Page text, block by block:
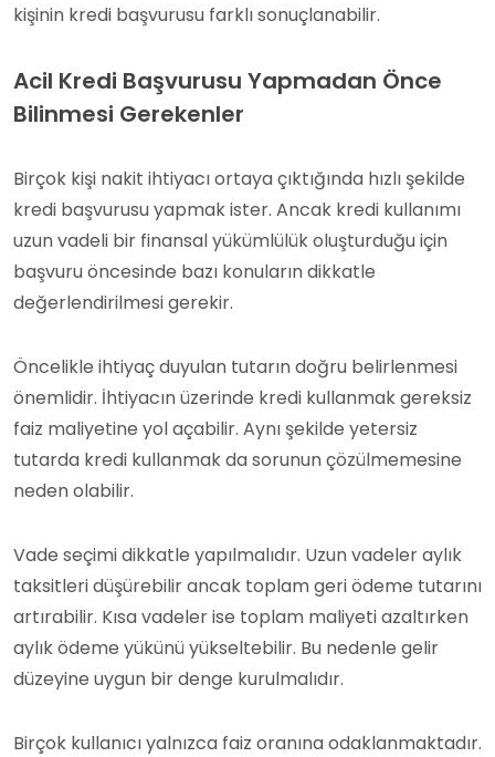
kişinin kredi başvurusu farklı sonuçlanabilir.
Acil Kredi Başvurusu Yapmadan Önce
Bilinmesi Gerekenler
Birçok kişi nakit ihtiyacı ortaya çıktığında hızlı şekilde
kredi başvurusu yapmak ister. Ancak kredi kullanımı
uzun vadeli bir finansal yükümlülük oluşturduğu için
başvuru öncesinde bazı konuların dikkatle
değerlendirilmesi gerekir.
Öncelikle ihtiyaç duyulan tutarın doğru belirlenmesi
önemlidir. İhtiyacın üzerinde kredi kullanmak gereksiz
faiz maliyetine yol açabilir. Aynı şekilde yetersiz
tutarda kredi kullanmak da sorunun çözülmemesine
neden olabilir.
Vade seçimi dikkatle yapılmalıdır. Uzun vadeler aylık
taksitleri düşürebilir ancak toplam geri ödeme tutarını
artırabilir. Kısa vadeler ise toplam maliyeti azaltırken
aylık ödeme yükünü yükseltebilir. Bu nedenle gelir
düzeyine uygun bir denge kurulmalıdır.
Birçok kullanıcı yalnızca faiz oranına odaklanmaktadır.